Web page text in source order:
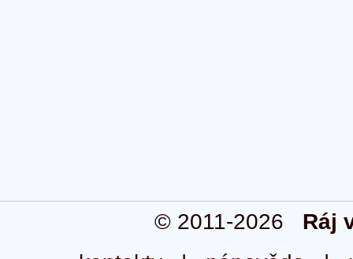
© 2011-2026 Ráj